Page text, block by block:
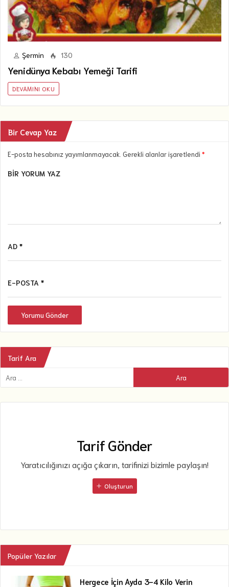
Şermin 130
Yenidünya Kebabı Yemeği Tarifi
DEVAMINI OKU
Bir Cevap Yaz
E-posta hesabınız yayımlanmayacak. Gerekli alanlar işaretlendi *
BIR YORUM YAZ
AD *
E-POSTA *
Yorumu Gönder
Tarif Ara
Tarif Gönder
Yaratıcılığınızı açığa çıkarın, tarifinizi bizimle paylaşın!
Oluşturun
Popüler Yazılar
Hergece İçin Ayda 3-4 Kilo Verin